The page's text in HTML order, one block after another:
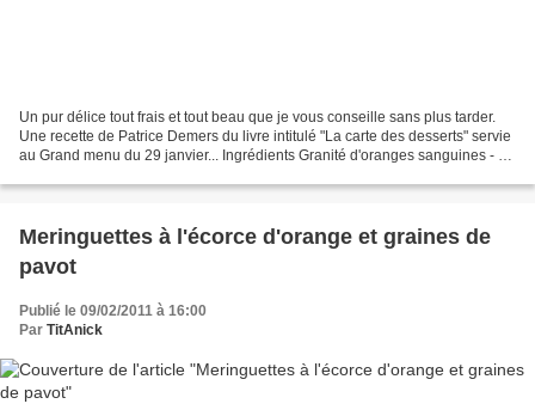
Un pur délice tout frais et tout beau que je vous conseille sans plus tarder.
Une recette de Patrice Demers du livre intitulé "La carte des desserts" servie
au Grand menu du 29 janvier... Ingrédients Granité d'oranges sanguines - 8
Meringuettes à l'écorce d'orange et graines de
pavot
Publié le 09/02/2011 à 16:00
Par TitAnick